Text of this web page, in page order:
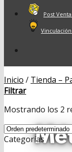
Post
Inicio / Tienda –
Filtrar
Mostrando los 2
Categorías